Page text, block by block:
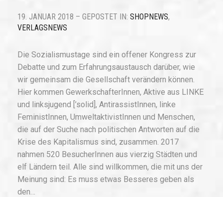
19. JANUAR 2018 – GEPOSTET IN: SHOPNEWS,
VERLAGSNEWS
Die Sozialismustage sind ein offener Kongress zur
Debatte und zum Erfahrungsaustausch darüber, wie
wir gemeinsam die Gesellschaft verändern können.
Hier kommen GewerkschafterInnen, Aktive aus LINKE
und linksjugend [’solid], AntirassistInnen, linke
FeministInnen, UmweltaktivistInnen und Menschen,
die auf der Suche nach politischen Antworten auf die
Krise des Kapitalismus sind, zusammen. 2017
nahmen 520 BesucherInnen aus vierzig Städten und
elf Ländern teil. Alle sind willkommen, die mit uns der
Meinung sind: Es muss etwas Besseres geben als
den…